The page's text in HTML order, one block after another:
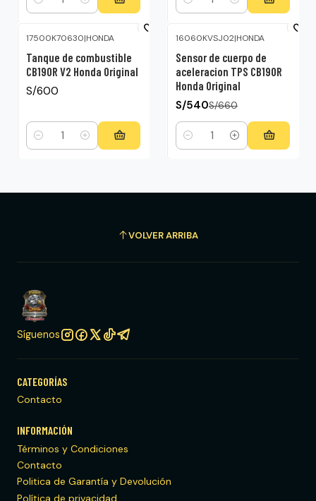
Cantidad Cantidad
17500K70630|HONDA
Tanque de combustible
CB190R V2 Honda Original
S/600
Cantidad
16060KVSJ02|HONDA
Sensor de cuerpo de
aceleracion TPS CB190R
Honda Original
S/540S/660
Cantidad
VOLVER ARRIBA
Síguenos
CATEGORÍAS
Contacto
INFORMACIÓN
Términos y Condiciones
Contacto
Politica de Garantía y Devolución
Política de privacidad